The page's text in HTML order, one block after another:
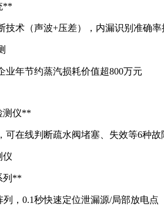
**
技术（声波+压差），内漏识别准确率
业年节约蒸汽损耗价值超800万元
测仪**
可在线判断疏水阀堵塞、失效等6种故
列**
列，0.1秒快速定位泄漏源/局部放电点